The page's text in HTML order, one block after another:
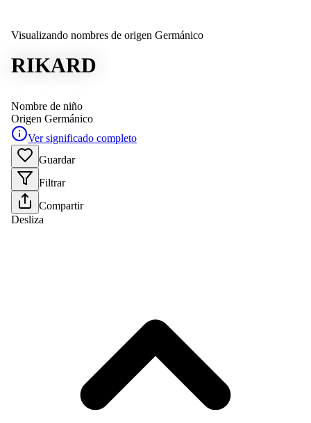
Visualizando nombres de origen Germánico
RIKARD
Nombre de niño
Origen Germánico
Ver significado completo
Guardar
Filtrar
Compartir
Desliza